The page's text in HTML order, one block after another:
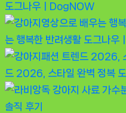
도그나우ㅣDogNOW
는 행복한 반려생활 도그나우
드 2026, 스타일 완벽 정복